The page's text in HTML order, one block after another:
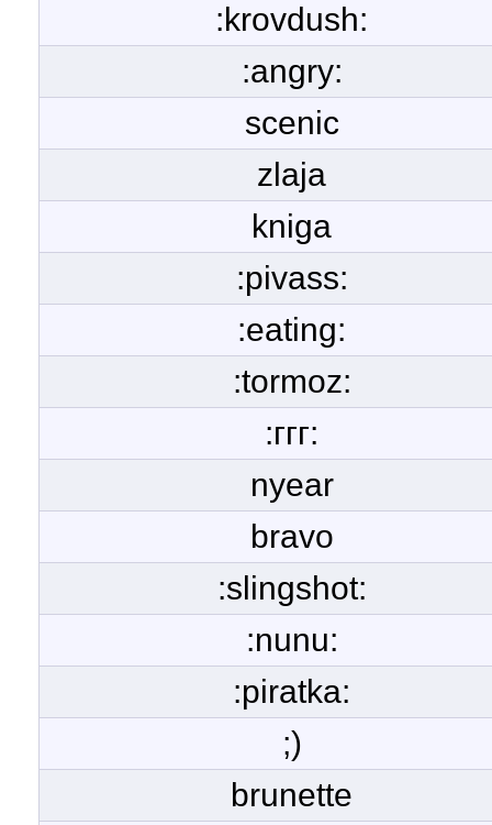
:krovdush:
:angry:
scenic
zlaja
kniga
:pivass:
:eating:
:tormoz:
:ггг:
nyear
bravo
:slingshot:
:nunu:
:piratka:
;)
brunette